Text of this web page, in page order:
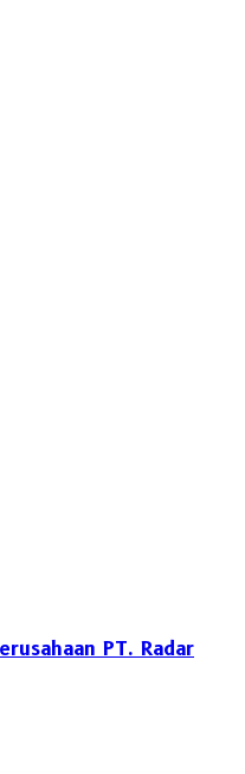
PT. Radar